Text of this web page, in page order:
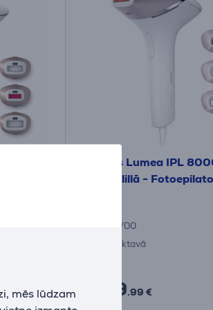
mēs lūdzam
Philips Lumea IPL
balta/lillā -
BRI947/00
Ir noliktavā
439.99 €